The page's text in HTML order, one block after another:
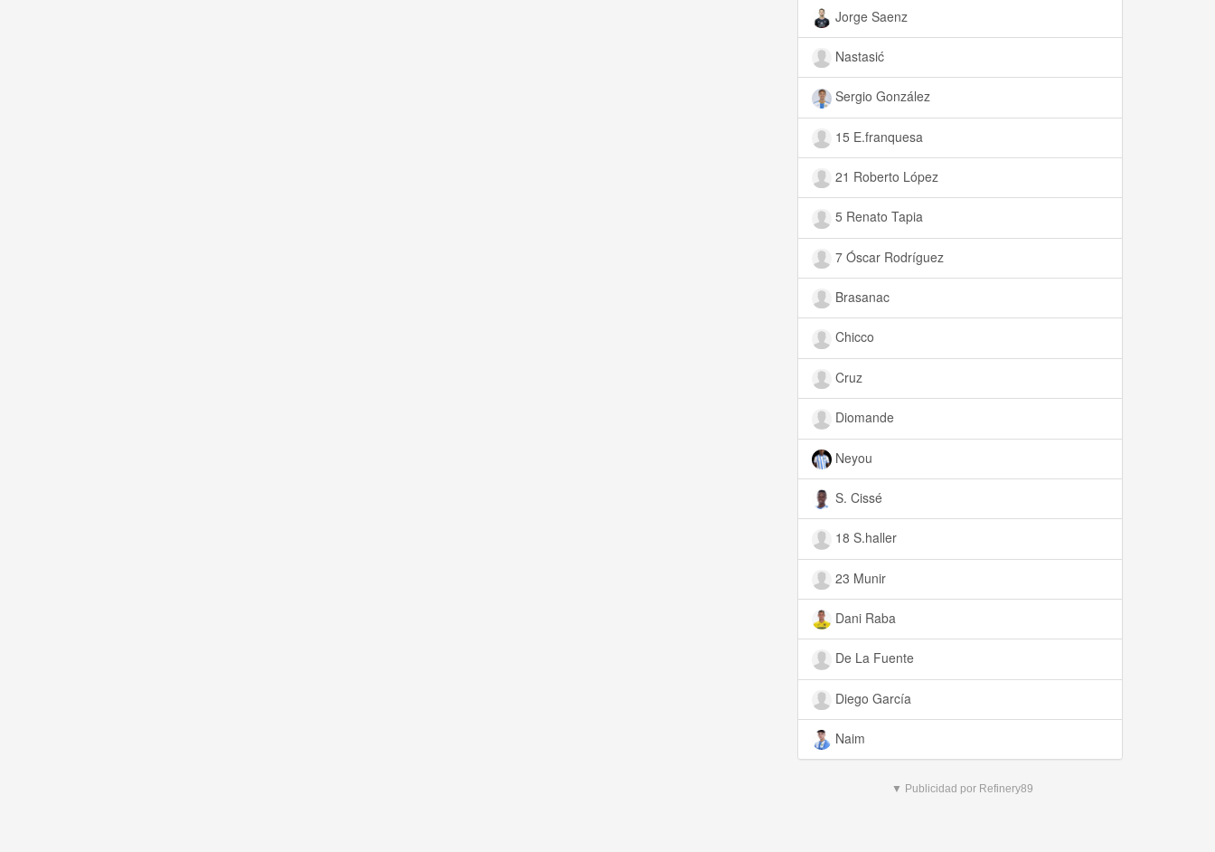
Jorge Saenz
Nastasić
Sergio González
15 E.franquesa
21 Roberto López
5 Renato Tapia
7 Óscar Rodríguez
Brasanac
Chicco
Cruz
Diomande
Neyou
S. Cissé
18 S.haller
23 Munir
Dani Raba
De La Fuente
Diego García
Naim
▼ Publicidad por Refinery89